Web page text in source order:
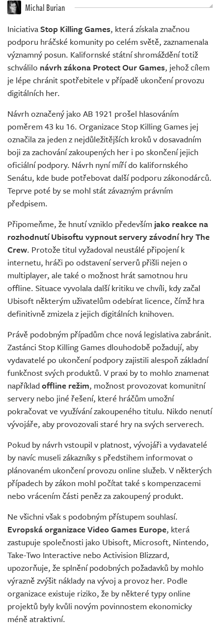
Živě Michal Burian
IniciativaStop Killing Games, která získala značnou
podporu hráčské komunity po celém světě, zaznamenala
významný posun. Kalifornské státní shromáždění totiž
schválilo návrh zákona Protect Our Games, jehož cílem
je lépe chránit spotřebitele v případě ukončení provozu
digitálních her.
Návrh označený jako AB 1921 prošel hlasováním
poměrem 43 ku 16. Organizace Stop Killing Games jej
označila za jeden z nejdůležitějších kroků v dosavadním
boji za zachování zakoupených her i po skončení jejich
oficiální podpory. Návrh nyní míří do kalifornského
Senátu, kde bude potřebovat další podporu zákonodárců.
Teprve poté by se mohl stát závazným právním
předpisem.
Připomeňme, že hnutí vzniklo především jako reakce na
rozhodnutí Ubisoftu vypnout servery závodní hry The
Crew. Protože titul vyžadoval neustálé připojení k
internetu, hráči po odstavení serverů přišli nejen o
multiplayer, ale také o možnost hrát samotnou hru
offline. Situace vyvolala další kritiku ve chvíli, kdy začal
Ubisoft některým uživatelům odebírat licence, čímž hra
definitivně zmizela z jejich digitálních knihoven.
Právě podobným případům chce nová legislativa zabránit.
Zastánci Stop Killing Games dlouhodobě požadují, aby
vydavatelé po ukončení podpory zajistili alespoň základní
funkčnost svých produktů. V praxi by to mohlo znamenat
napříkladoffline režim, možnost provozovat komunitní
servery nebo jiné řešení, které hráčům umožní
pokračovat ve využívání zakoupeného titulu. Nikdo nenutí
vývojáře, aby provozovali staré hry na svých serverech.
Pokud by návrh vstoupil v platnost, vývojáři a vydavatelé
by navíc museli zákazníky s předstihem informovat o
plánovaném ukončení provozu online služeb. V některých
případech by zákon mohl počítat také s kompenzacemi
nebo vrácením části peněz za zakoupený produkt.
Ne všichni však s podobným přístupem souhlasí.
Evropská organizace Video Games Europe, která
zastupuje společnosti jako Ubisoft, Microsoft, Nintendo,
Take-Two Interactive nebo Activision Blizzard,
upozorňuje, že splnění podobných požadavků by mohlo
výrazně zvýšit náklady na vývoj a provoz her. Podle
organizace existuje riziko, že by některé typy online
projektů byly kvůli novým povinnostem ekonomicky
méně atraktivní.